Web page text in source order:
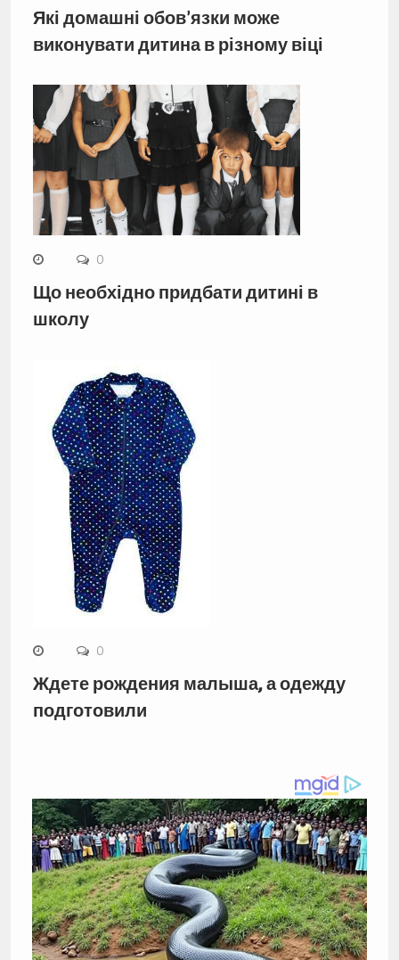
Які домашні обов’язки може
виконувати дитина в різному віці
0
Що необхідно придбати дитині в
школу
0
Ждете рождения малыша, а одежду
подготовили